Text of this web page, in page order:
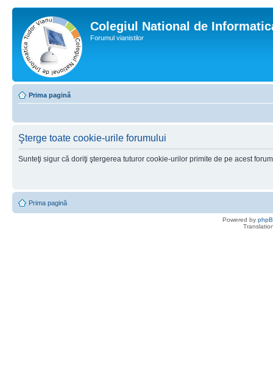
Colegiul National de
Forumul vianistilor
Prima pagină
Şterge toate cookie-urile forumului
Sunteţi sigur că doriţi ştergerea tuturor cookie-urilor primite de pe acest
Prima pagină
Powered by